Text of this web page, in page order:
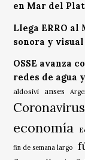
en Mar del
Llega ERRO al
sonora y visual
OSSE avanza
redes de agua
aldosivi anses
Coronavirus
economía
fin de semana largo